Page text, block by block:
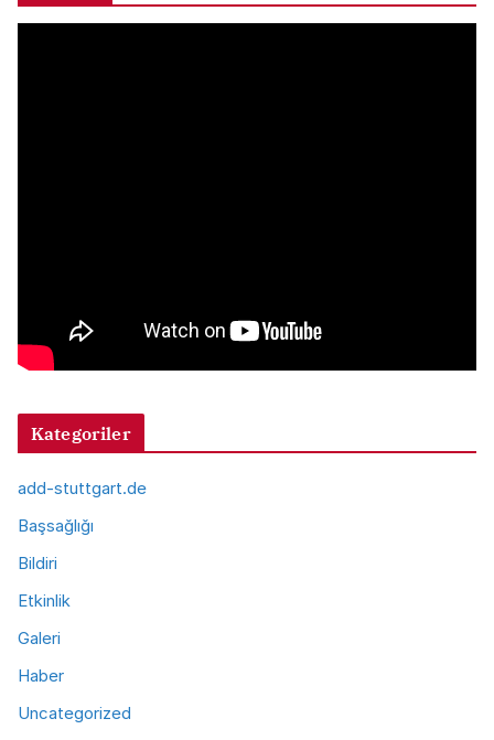
v
Kategoriler
add-stuttgart.de
Başsağlığı
Bildiri
Etkinlik
Galeri
Haber
Uncategorized